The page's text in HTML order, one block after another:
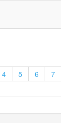
4 5 6 7